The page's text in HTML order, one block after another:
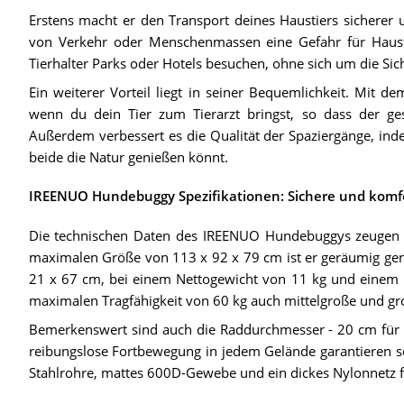
Erstens macht er den Transport deines Haustiers
von Verkehr oder Menschenmassen eine Gefahr für
Tierhalter Parks oder Hotels besuchen, ohne sich um die
Ein weiterer Vorteil liegt in seiner Bequemlichkeit. Mit
wenn du dein Tier zum Tierarzt bringst, so dass der
Außerdem verbessert es die Qualität der Spaziergänge,
beide die Natur genießen könnt.
IREENUO Hundebuggy Spezifikationen: Sichere und
Die technischen Daten des IREENUO Hundebuggys
maximalen Größe von 113 x 92 x 79 cm ist er geräumig
21 x 67 cm, bei einem Nettogewicht von 11 kg und
maximalen Tragfähigkeit von 60 kg auch mittelgroße und
Bemerkenswert sind auch die Raddurchmesser - 20 cm
reibungslose Fortbewegung in jedem Gelände
Stahlrohre, mattes 600D-Gewebe und ein dickes Nylonnetz